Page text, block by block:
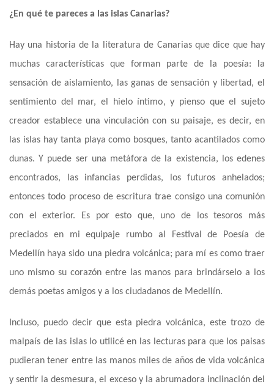
¿En qué te pareces a las islas Canarias?
Hay una historia de la literatura de Canarias que dice que hay
muchas características que forman parte de la poesía: la
sensación de aislamiento, las ganas de sensación y libertad, el
sentimiento del mar, el hielo íntimo, y pienso queel sujeto
creador establece una vinculación con su paisaje, es decir, en
las islas hay tanta playa como bosques, tanto acantilados como
dunas. Y puede ser una metáfora de la existencia, los edenes
encontrados, las infancias perdidas, los futuros anhelados;
entonces todo proceso de escritura trae consigo una comunión
con el exterior. Es por esto que, uno de los tesoros más
preciados en mi equipaje rumbo al Festival de Poesía de
Medellín haya sido una piedra volcánica; para mí es como traer
uno mismo su corazón entre las manos para brindárselo a los
demás poetas amigos y a los ciudadanos de Medellín.
Incluso, puedo decir que esta piedra volcánica, este trozo de
malpaís de las islas lo utilicé en las lecturas para que los paisas
pudieran tener entre las manos miles de años de vida volcánica
y sentir la desmesura, el exceso y la abrumadora inclinación del